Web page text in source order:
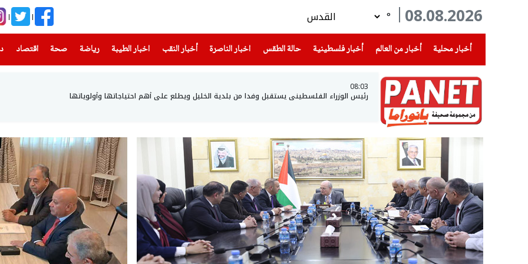
08.08.2026
°
أخبار محلية
(current) أخبار من العالم أخبار فلسطينية(current) حالة الطقس اخبار الناصرة
(current) أخبار النقب اخبار الطيبة(current) رياضة
(current) صحة(current) اقتصاد
08:03
رئيس الوزراء الفلسطيني يستقبل وفدا من بلدية الخليل ويطلع على أهم احتياجاتها وأولوياتها